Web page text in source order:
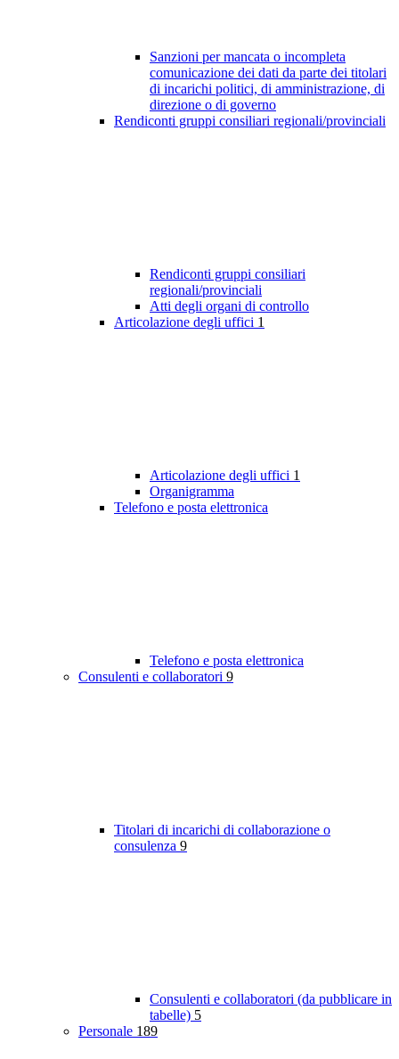
Sanzioni per mancata o incompleta
comunicazione dei dati da parte dei titolari
di incarichi politici, di amministrazione, di
direzione o di governo
Rendiconti gruppi consiliari regionali/provinciali
Rendiconti gruppi consiliari
regionali/provinciali
Atti degli organi di controllo
Articolazione degli uffici 1
Articolazione degli uffici 1
Organigramma
Telefono e posta elettronica
Telefono e posta elettronica
Consulenti e collaboratori 9
Titolari di incarichi di collaborazione o
consulenza 9
Consulenti e collaboratori (da pubblicare in
tabelle) 5
Personale 189